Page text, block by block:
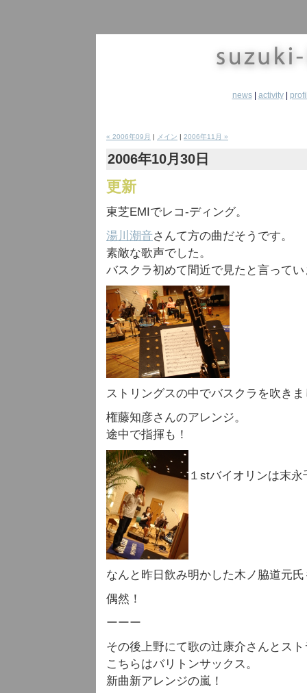
news| activity|
« 2006年09月 | メイン | 2006年11月 »
2006年10月30日
更新
東芝EMIでレコ-ディング。
湯川潮音さんて方の曲だそうです。
素敵な歌声でした。
バスクラ初めて間近で見たと言って
ストリングスの中でバスクラを吹き
権藤知彦さんのアレンジ。
途中で指揮も！
１stバイオリンは末永
なんと昨日飲み明かした木ノ脇道元
偶然！
ーーー
その後上野にて歌の辻康介さんとス
こちらはバリトンサックス。
新曲新アレンジの嵐！